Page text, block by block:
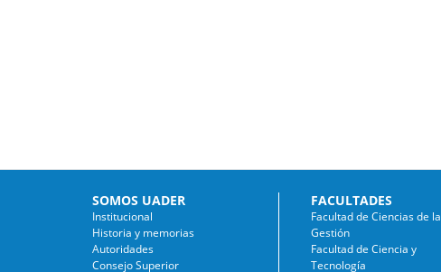
SOMOS UADER
Institucional
Historia y memorias
Autoridades
Consejo Superior
FACULTADES
Facultad de Ciencias de la
Gestión
Facultad de Ciencia y
Tecnología